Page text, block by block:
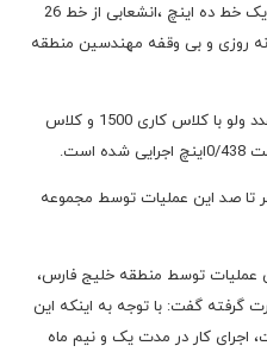
وی ابراز کرد: در حال حاضر با استفاده از یک خط ده اینچ ،انشعابی از خط 26
با تلاش شبانه روزی و بی وقفه مهندسین منطقه
نصر ادامه داد: این عملیات با تعداد13 عدد ولو با کلاس کاری 1500 و کلاس
تا صد این عملیات توسط مجموعه
عملیات توسط منطقه خلیج فارس،
صورت گرفته گفت: با توجه به اینکه این
اجرای کار در مدت یک و نیم ماه